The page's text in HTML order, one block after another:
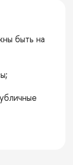
быть на